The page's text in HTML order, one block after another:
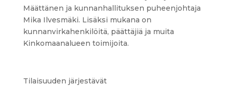
Määttänen ja kunnanhallituksen puheenjohtaja
Mika Ilvesmäki. Lisäksi mukana on
kunnanvirkahenkilöitä, päättäjiä ja muita
Kinkomaanalueen toimijoita.
Tilaisuuden järjestävät